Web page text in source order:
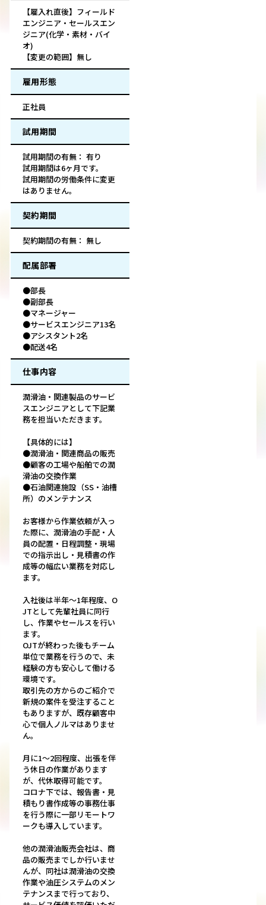
【雇入れ直後】フィールド
エンジニア・セールスエン
ジニア(化学・素材・バイ
オ)
【変更の範囲】無し
雇用形態
正社員
試用期間
試用期間の有無： 有り
試用期間は6ヶ月です。
試用期間の労働条件に変更
はありません。
契約期間
契約期間の有無： 無し
配属部署
●部長
●副部長
●マネージャー
●サービスエンジニア13名
●アシスタント2名
●配送4名
仕事内容
潤滑油・関連製品のサービ
スエンジニアとして下記業
務を担当いただきます。
【具体的には】
●潤滑油・関連商品の販売
●顧客の工場や船舶での潤
滑油の交換作業
●石油関連施設（SS・油槽
所）のメンテナンス
お客様から作業依頼が入っ
た際に、潤滑油の手配・人
員の配置・日程調整・現場
での指示出し・見積書の作
成等の幅広い業務を対応し
ます。
入社後は半年～1年程度、O
JTとして先輩社員に同行
し、作業やセールスを行い
ます。
OJTが終わった後もチーム
単位で業務を行うので、未
経験の方も安心して働ける
環境です。
取引先の方からのご紹介で
新規の案件を受注すること
もありますが、既存顧客中
心で個人ノルマはありませ
ん。
月に1～2回程度、出張を伴
う休日の作業があります
が、代休取得可能です。
コロナ下では、報告書・見
積もり書作成等の事務仕事
を行う際に一部リモートワ
ークも導入しています。
他の潤滑油販売会社は、商
品の販売までしか行いませ
んが、同社は潤滑油の交換
作業や油圧システムのメン
テナンスまで行っており、